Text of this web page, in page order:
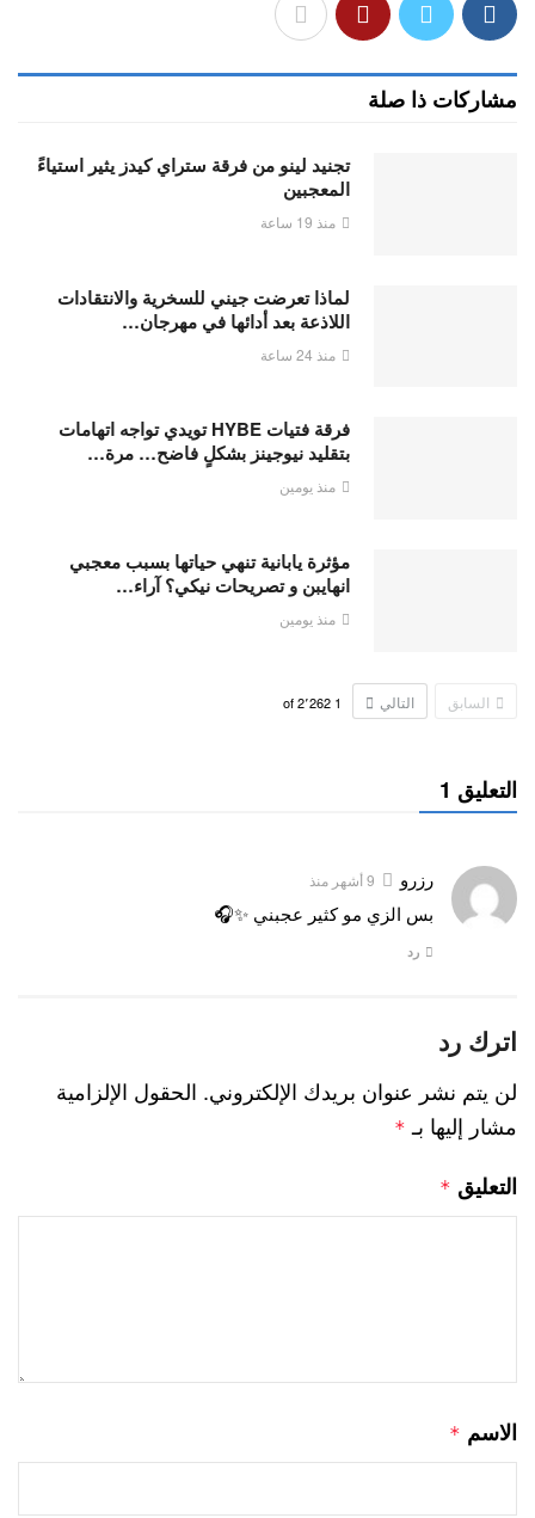
مشاركات ذا صلة
تجنيد لينو من فرقة ستراي كيدز يثير استياءً
المعجبين
منذ 19 ساعة
لماذا تعرضت جيني للسخرية والانتقادات
اللاذعة بعد أدائها في مهرجان…
منذ 24 ساعة
فرقة فتيات HYBE تويدي تواجه اتهامات
بتقليد نيوجينز بشكلٍ فاضح… مرة…
منذ يومين
مؤثرة يابانية تنهي حياتها بسبب معجبي
انهايبن و تصريحات نيكي؟ آراء…
منذ يومين
السابق التالي 1 2٬262
التعليق 1
رزرو 9 أشهر منذ
بس الزي مو كثير عجبني ✨🎧
رد
اترك رد
لن يتم نشر عنوان بريدك الإلكتروني. الحقول الإلزامية
مشار إليها بـ *
التعليق *
الاسم *